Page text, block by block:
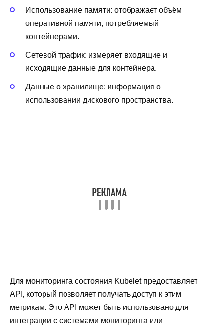
Использование памяти: отображает объём
оперативной памяти, потребляемый
контейнерами.
Сетевой трафик: измеряет входящие и
исходящие данные для контейнера.
Данные о хранилище: информация о
использовании дискового пространства.
Для мониторинга состояния Kubelet предоставляет
API, который позволяет получать доступ к этим
метрикам. Это API может быть использовано для
интеграции с системами мониторинга или